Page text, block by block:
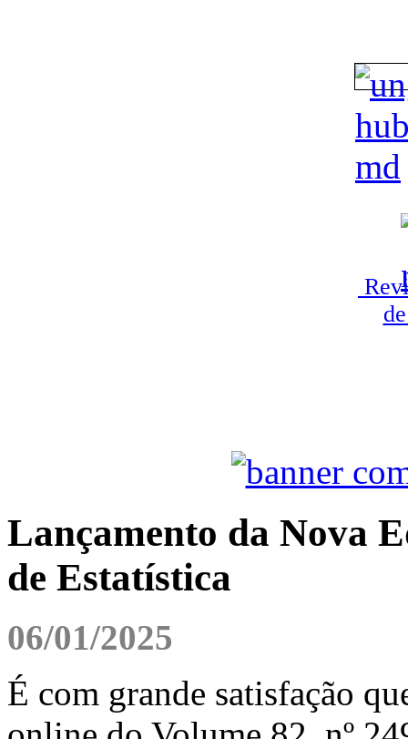
Lançamento da Nova
de Estatística
06/01/2025
É com grande satisfação